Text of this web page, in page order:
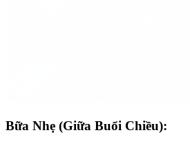
Bữa Nhẹ (Giữa Buổi Chiều):